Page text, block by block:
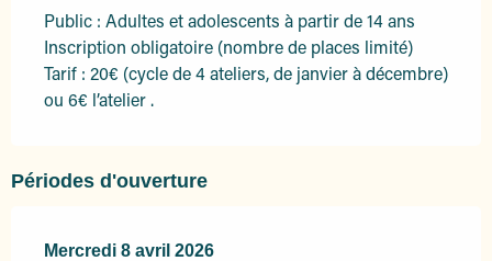
Public : Adultes et adolescents à partir de 14 ans
Inscription obligatoire (nombre de places limité)
Tarif : 20€ (cycle de 4 ateliers, de janvier à décembre)
ou 6€ l’atelier .
Périodes d'ouverture
Mercredi 8 avril 2026
Mercredi 8 avril 2026